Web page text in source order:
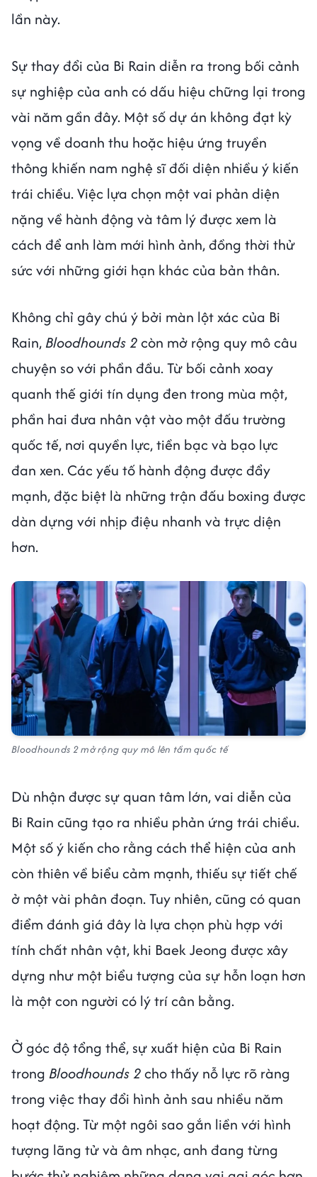
lần này.
Sự thay đổi của Bi Rain diễn ra trong bối cảnh
sự nghiệp của anh có dấu hiệu chững lại trong
vài năm gần đây. Một số dự án không đạt kỳ
vọng về doanh thu hoặc hiệu ứng truyền
thông khiến nam nghệ sĩ đối diện nhiều ý kiến
trái chiều. Việc lựa chọn một vai phản diện
nặng về hành động và tâm lý được xem là
cách để anh làm mới hình ảnh, đồng thời thử
sức với những giới hạn khác của bản thân.
Không chỉ gây chú ý bởi màn lột xác của Bi
Rain, Bloodhounds 2còn mở rộng quy mô câu
chuyện so với phần đầu. Từ bối cảnh xoay
quanh thế giới tín dụng đen trong mùa một,
phần hai đưa nhân vật vào một đấu trường
quốc tế, nơi quyền lực, tiền bạc và bạo lực
đan xen. Các yếu tố hành động được đẩy
mạnh, đặc biệt là những trận đấu boxing được
dàn dựng với nhịp điệu nhanh và trực diện
hơn.
Bloodhounds 2mở rộng quy mô lên tầm quốc tế
Dù nhận được sự quan tâm lớn, vai diễn của
Bi Rain cũng tạo ra nhiều phản ứng trái chiều.
Một số ý kiến cho rằng cách thể hiện của anh
còn thiên về biểu cảm mạnh, thiếu sự tiết chế
ở một vài phân đoạn. Tuy nhiên, cũng có quan
điểm đánh giá đây là lựa chọn phù hợp với
tính chất nhân vật, khi Baek Jeong được xây
dựng như một biểu tượng của sự hỗn loạn hơn
là một con người có lý trí cân bằng.
Ở góc độ tổng thể, sự xuất hiện của Bi Rain
trong Bloodhounds 2cho thấy nỗ lực rõ ràng
trong việc thay đổi hình ảnh sau nhiều năm
hoạt động. Từ một ngôi sao gắn liền với hình
tượng lãng tử và âm nhạc, anh đang từng